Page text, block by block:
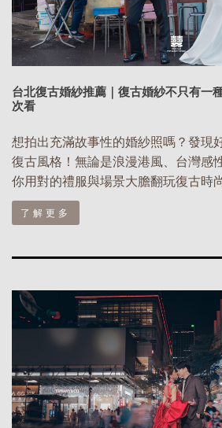
台北復古婚紗推薦｜復古婚紗不只有一
次看
想拍出充滿故事性的婚紗照嗎？發現
復古風格！無論是浪漫港風、台灣感
你用對的禮服與場景大膽翻玩復古時
了解更多